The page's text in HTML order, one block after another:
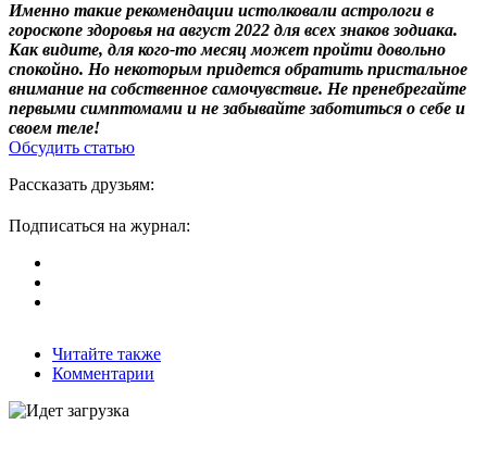
Именно такие рекомендации истолковали астрологи в
гороскопе здоровья на август 2022 для всех знаков зодиака.
Как видите, для кого-то месяц может пройти довольно
спокойно. Но некоторым придется обратить пристальное
внимание на собственное самочувствие. Не пренебрегайте
первыми симптомами и не забывайте заботиться о себе и
своем теле!
Обсудить статью
Рассказать друзьям:
Подписаться на журнал:
Читайте также
Комментарии